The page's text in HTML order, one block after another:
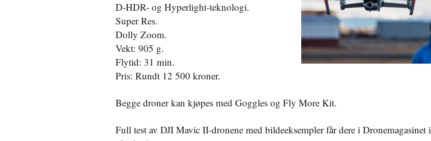
D-HDR- og Hyperlight-teknologi.
Super Res.
Dolly Zoom.
Vekt: 905 g.
Flytid: 31 min.
Pris: Rundt 12 500 kroner.
Begge droner kan kjøpes med Goggles og Fly More Kit.
Full test av DJI Mavic II-dronene med bildeeksempler får dere i Dronemagasinet i